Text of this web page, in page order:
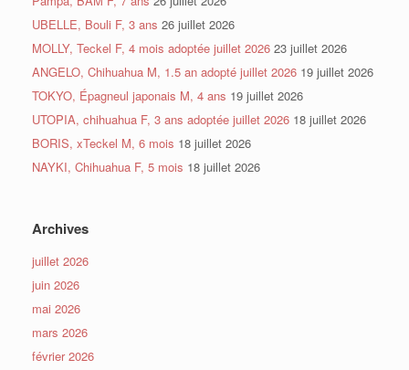
UBELLE, Bouli F, 3 ans 26 juillet 2026
MOLLY, Teckel F, 4 mois adoptée juillet 2026 23 juillet 2026
ANGELO, Chihuahua M, 1.5 an adopté juillet 2026 19 juillet 2026
TOKYO, Épagneul japonais M, 4 ans 19 juillet 2026
UTOPIA, chihuahua F, 3 ans adoptée juillet 2026 18 juillet 2026
BORIS, xTeckel M, 6 mois 18 juillet 2026
NAYKI, Chihuahua F, 5 mois 18 juillet 2026
Archives
juillet 2026
juin 2026
mai 2026
mars 2026
février 2026